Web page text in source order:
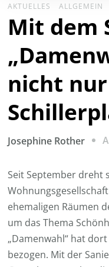
AKTUELLES ALLGEMEIN
Mit dem
nicht
Josephine Rother
Seit September dreht
ehemaligen Räumen
um das Thema
„Damenwahl“ hat
bezogen. Mit der